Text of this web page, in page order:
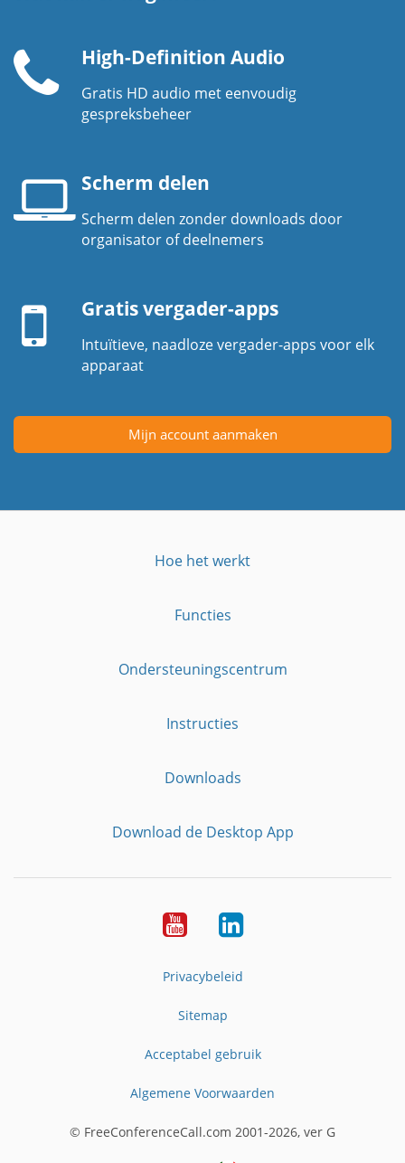
Telefoonhoorn
High-Definition Audio
Gratis HD audio met eenvoudig
gespreksbeheer
Laptopscherm
Scherm delen
Scherm delen zonder downloads door
organisator of deelnemers
apparaatGratis vergader-apps
Intuïtieve, naadloze vergader-apps voor elk
apparaat
Mijn account aanmaken
Hoe het werkt
Functies
Ondersteuningscentrum
Instructies
Downloads
Download de Desktop App
YouTubeLinkedIn
Privacybeleid
Sitemap
Acceptabel gebruik
Algemene Voorwaarden
© FreeConferenceCall.com 2001-2026, ver G